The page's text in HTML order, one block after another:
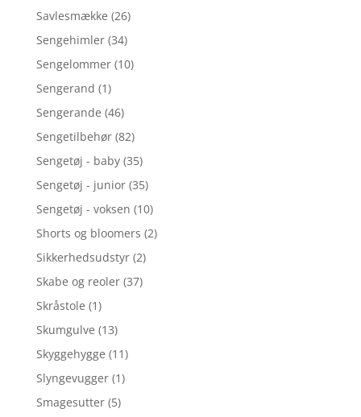
Savlesmække (26)
Sengehimler (34)
Sengelommer (10)
Sengerand (1)
Sengerande (46)
Sengetilbehør (82)
Sengetøj - baby (35)
Sengetøj - junior (35)
Sengetøj - voksen (10)
Shorts og bloomers (2)
Sikkerhedsudstyr (2)
Skabe og reoler (37)
Skråstole (1)
Skumgulve (13)
Skyggehygge (11)
Slyngevugger (1)
Smagesutter (5)